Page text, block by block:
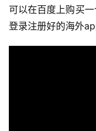
可以在百度上购买一
登录注册好的海外